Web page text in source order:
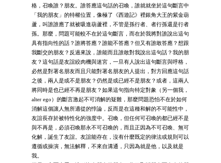
格，召喚誰？朋友。誰答應這句話的召喚，誰就就坐於這句斷言中
「我的朋友」的特權位置，像極了《西遊記》裡銀角大王的紫金葫
蘆，叫誰誰應了就被吸進葫蘆裡，不管是孫行者、者行孫還是行者
孫。那麼，問題可能較不在於這句斷言，而在於我將對誰說出這句
具有指向性的話？誰將答應？誰能不答應？但又有誰敢答應？想跟
我斷交的朋友？反過來說，誰能而且誰敢對我說出這句話？我的朋
友？這句話是友誼絞肉機與迷宮，一旦有人說出這句斷言與呼格，
必然是對署名朋友而且只能對署名朋友的人提出，對方回應這句話
之後，兩人是或不是朋友？仍然是或已經不是朋友？或者，這兩人
將同時是也已經不再是朋友？如果這句指向特定對象（另一個我，
alter ego）的斷言激起不可消解的疑難，那麼問題恐怕不在於如何
消解這個讓人無所適從的悖論，反而是在這種和解的不可能性中，
友誼長存於被特性化的強度中。召喚，但任何可召喚的都已經不是
與不再是，必須召喚那永不可召喚的，而且正因為不可召喚、無可
化解，誕生了友誼。友誼能存在，沒有什麼既定的律法或規則可以
遵循或操演，無法解釋，不來自溝通，只因為就是他，以及就是
我。